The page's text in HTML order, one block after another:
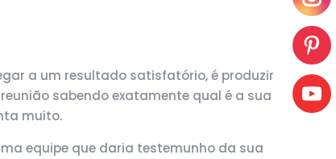
a um resultado satisfatório, é produzir
sabendo exatamente qual é a sua
muito.
equipe que daria testemunho da sua